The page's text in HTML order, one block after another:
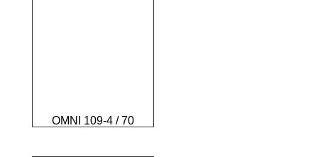
OMNI 109-4 / 70